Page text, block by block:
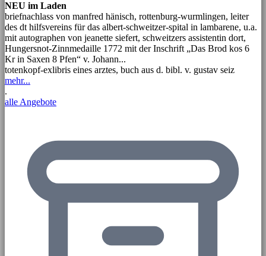
NEU im Laden
briefnachlass von manfred hänisch, rottenburg-wurmlingen, leiter
des dt hilfsvereins für das albert-schweitzer-spital in lambarene, u.a.
mit autographen von jeanette siefert, schweitzers assistentin dort,
Hungersnot-Zinnmedaille 1772 mit der Inschrift „Das Brod kos 6
Kr in Saxen 8 Pfen“ v. Johann...
totenkopf-exlibris eines arztes, buch aus d. bibl. v. gustav seiz
mehr...
.
alle Angebote